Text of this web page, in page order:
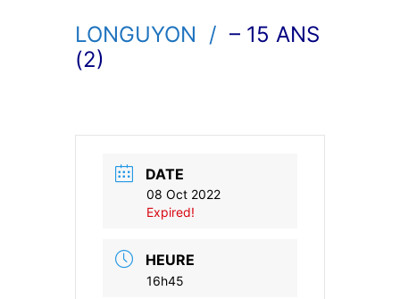
LONGUYON / – 15 ANS
(2)
DATE
08 Oct 2022
Expired!
HEURE
16h45